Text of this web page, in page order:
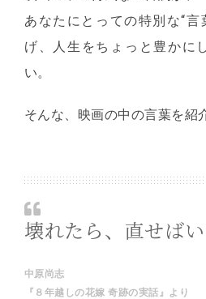
あなたにとっての特別な“言
げ、人生をちょっと豊かに
い。
そんな、映画の中の言葉を紹
壊れたら、直せば
中原尚志
『８年越しの花嫁 奇跡の実話』より